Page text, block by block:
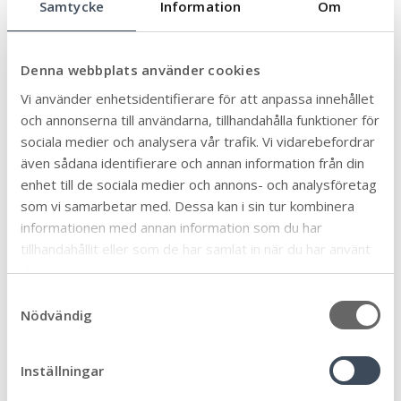
Samtycke Information Om
Denna webbplats använder cookies
Vi använder enhetsidentifierare för att anpassa innehållet
och annonserna till användarna, tillhandahålla funktioner för
sociala medier och analysera vår trafik. Vi vidarebefordrar
även sådana identifierare och annan information från din
enhet till de sociala medier och annons- och analysföretag
som vi samarbetar med. Dessa kan i sin tur kombinera
informationen med annan information som du har
tillhandahållit eller som de har samlat in när du har använt
deras tjänster.
Nödvändig
Inställningar
Annasara.nilsson@morbylanga.se
Fler initiativ